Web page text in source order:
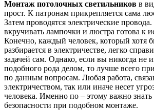
Монтаж потолочных светильников в
прост. К патронам прикрепляется сама
Затем проводятся электрические
вкручивать лампочки и люстра готова к
Конечно, каждый человек, который хотя
разбирается в электричестве, легко
задачей сам. Однако, если вы никогда не
подобного рода делом, то лучше всего
по данным вопросам. Любая работа,
электричеством, так или иначе несет
человека. Именно по – этому важно знать
безопасности при подобном монтаже.